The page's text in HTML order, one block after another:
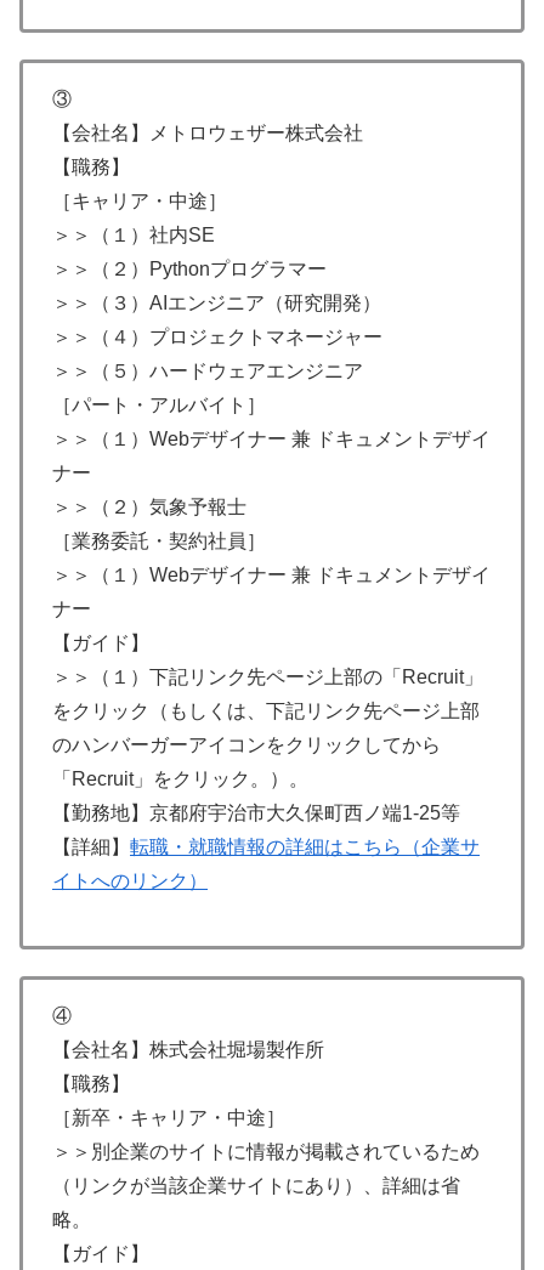
③
【会社名】メトロウェザー株式会社
【職務】
［キャリア・中途］
＞＞（１）社内SE
＞＞（２）Pythonプログラマー
＞＞（３）AIエンジニア（研究開発）
＞＞（４）プロジェクトマネージャー
＞＞（５）ハードウェアエンジニア
［パート・アルバイト］
＞＞（１）Webデザイナー 兼 ドキュメントデザイ
ナー
＞＞（２）気象予報士
［業務委託・契約社員］
＞＞（１）Webデザイナー 兼 ドキュメントデザイ
ナー
【ガイド】
＞＞（１）下記リンク先ページ上部の「Recruit」
をクリック（もしくは、下記リンク先ページ上部
のハンバーガーアイコンをクリックしてから
「Recruit」をクリック。）。
【勤務地】京都府宇治市大久保町西ノ端1-25等
【詳細】 転職・就職情報の詳細はこちら（企業サ
イトへのリンク）
④
【会社名】株式会社堀場製作所
【職務】
［新卒・キャリア・中途］
＞＞別企業のサイトに情報が掲載されているため
（リンクが当該企業サイトにあり）、詳細は省
略。
【ガイド】